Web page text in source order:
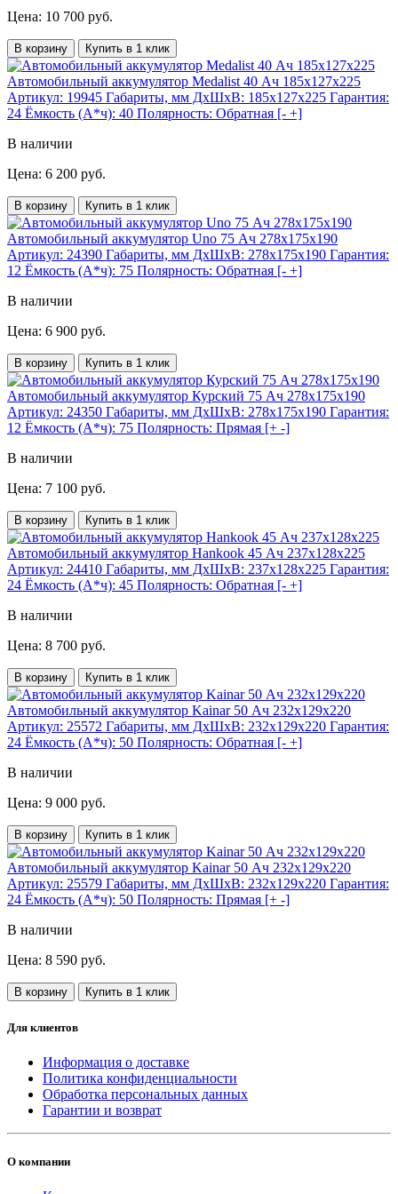
Цена: 10 700 руб.
В корзину Купить в 1 клик
Автомобильный аккумулятор Medalist 40 Ач 185x127x225
Артикул: 19945 Габариты, мм ДхШхВ: 185x127x225 Гарантия:
24 Ёмкость (А*ч): 40 Полярность: Обратная [- +]
В наличии
Цена: 6 200 руб.
В корзину Купить в 1 клик
Автомобильный аккумулятор Uno 75 Ач 278x175x190
Артикул: 24390 Габариты, мм ДхШхВ: 278x175x190 Гарантия:
12 Ёмкость (А*ч): 75 Полярность: Обратная [- +]
В наличии
Цена: 6 900 руб.
В корзину Купить в 1 клик
Автомобильный аккумулятор Курский 75 Ач 278x175x190
Артикул: 24350 Габариты, мм ДхШхВ: 278x175x190 Гарантия:
12 Ёмкость (А*ч): 75 Полярность: Прямая [+ -]
В наличии
Цена: 7 100 руб.
В корзину Купить в 1 клик
Автомобильный аккумулятор Hankook 45 Ач 237x128x225
Артикул: 24410 Габариты, мм ДхШхВ: 237x128x225 Гарантия:
24 Ёмкость (А*ч): 45 Полярность: Обратная [- +]
В наличии
Цена: 8 700 руб.
В корзину Купить в 1 клик
Автомобильный аккумулятор Kainar 50 Ач 232x129x220
Артикул: 25572 Габариты, мм ДхШхВ: 232x129x220 Гарантия:
24 Ёмкость (А*ч): 50 Полярность: Обратная [- +]
В наличии
Цена: 9 000 руб.
В корзину Купить в 1 клик
Автомобильный аккумулятор Kainar 50 Ач 232x129x220
Артикул: 25579 Габариты, мм ДхШхВ: 232x129x220 Гарантия:
24 Ёмкость (А*ч): 50 Полярность: Прямая [+ -]
В наличии
Цена: 8 590 руб.
В корзину Купить в 1 клик
Для клиентов
Информация о доставке
Политика конфиденциальности
Обработка персональных данных
Гарантии и возврат
О компании